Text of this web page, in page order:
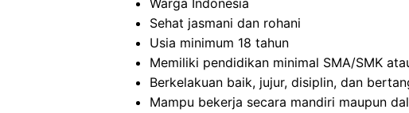
Warga Indonesia
Sehat jasmani dan rohani
Usia minimum 18 tahun
Memiliki pendidikan minimal SMA/SMK
Berkelakuan baik, jujur, disiplin, dan
Mampu bekerja secara mandiri maupun